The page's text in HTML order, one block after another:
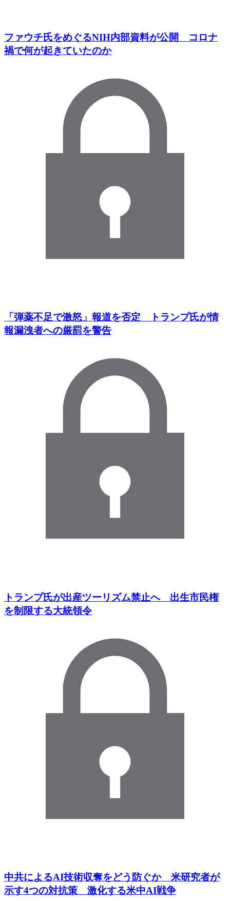
ファウチ氏をめぐるNIH内部資料が公開 コロナ
禍で何が起きていたのか
「弾薬不足で激怒」報道を否定 トランプ氏が情
報漏洩者への厳罰を警告
トランプ氏が出産ツーリズム禁止へ 出生市民権
を制限する大統領令
中共によるAI技術収奪をどう防ぐか 米研究者が
示す4つの対抗策 激化する米中AI戦争